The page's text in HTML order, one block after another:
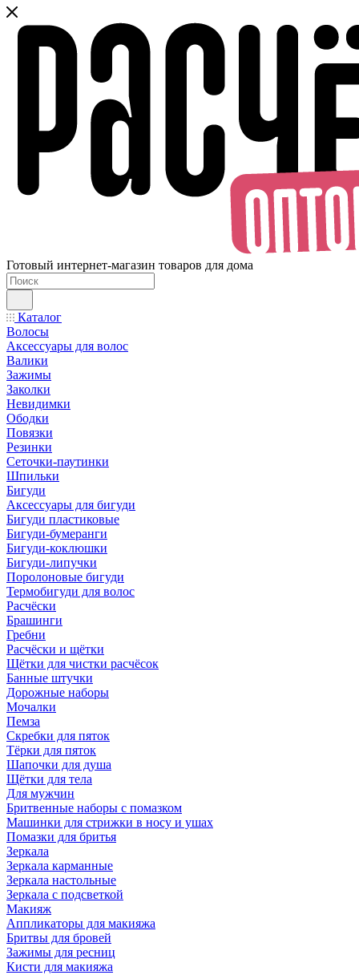
Готовый интернет-магазин товаров для дома
Каталог
Волосы
Аксессуары для волос
Валики
Зажимы
Заколки
Невидимки
Ободки
Повязки
Резинки
Сеточки-паутинки
Шпильки
Бигуди
Аксессуары для бигуди
Бигуди пластиковые
Бигуди-бумеранги
Бигуди-коклюшки
Бигуди-липучки
Поролоновые бигуди
Термобигуди для волос
Расчёски
Брашинги
Гребни
Расчёски и щётки
Щётки для чистки расчёсок
Банные штучки
Дорожные наборы
Мочалки
Пемза
Скребки для пяток
Тёрки для пяток
Шапочки для душа
Щётки для тела
Для мужчин
Бритвенные наборы с помазком
Машинки для стрижки в носу и ушах
Помазки для бритья
Зеркала
Зеркала карманные
Зеркала настольные
Зеркала с подсветкой
Макияж
Аппликаторы для макияжа
Бритвы для бровей
Зажимы для ресниц
Кисти для макияжа